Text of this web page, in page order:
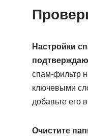
Настройки
спам-фильтр
ключевыми
добавьте его
Очистите